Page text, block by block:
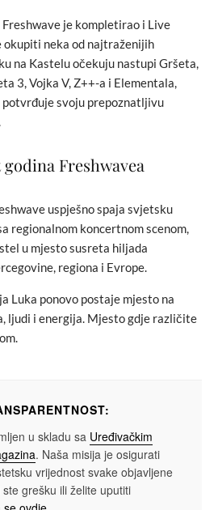
je kompletirao i Live
okupiti neka od najtraženijih
na Kastelu očekuju nastupi Gršeta,
3, Vojka V, Z++-a i Elementala,
svoju prepoznatljivu
Freshwavea
uspješno spaja svjetsku
regionalnom koncertnom scenom,
u mjesto susreta hiljada
regiona i Evrope.
Luka ponovo postaje mjesto na
ljudi i energija. Mjesto gdje različite
u skladu sa Uređivačkim
. Naša misija je osigurati
vrijednost svake objavljene
grešku ili želite uputiti